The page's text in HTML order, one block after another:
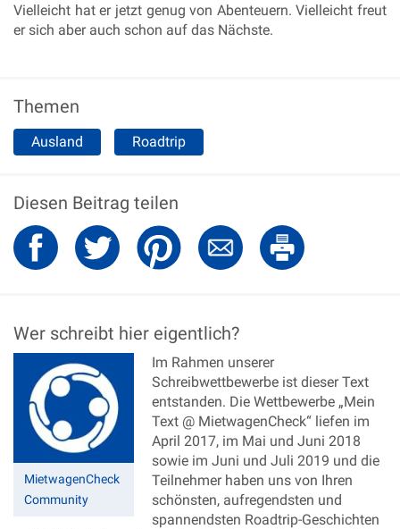
Vielleicht hat er jetzt genug von Abenteuern. Vielleicht freut
er sich aber auch schon auf das Nächste.
Themen
Ausland Roadtrip
Diesen Beitrag teilen
Wer schreibt hier eigentlich?
MietwagenCheck
Community
Im Rahmen unserer
Schreibwettbewerbe ist dieser Text
entstanden. Die Wettbewerbe „Mein
Text @ MietwagenCheck“ liefen im
April 2017, im Mai und Juni 2018
sowie im Juni und Juli 2019 und die
Teilnehmer haben uns von Ihren
schönsten, aufregendsten und
spannendsten Roadtrip-Geschichten